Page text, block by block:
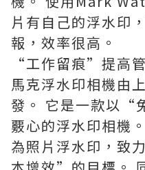
片有自己的浮水印
報，效率很高。
“工作留痕”提高
馬克浮水印相機由
發。 它是一款以“
覈心的浮水印相機
為照片浮水印，致